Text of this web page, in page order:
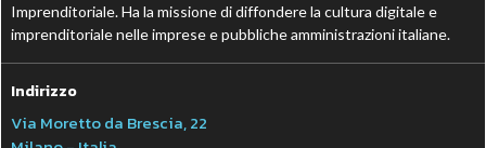
Imprenditoriale. Ha la missione di diffondere la cultura digitale e
imprenditoriale nelle imprese e pubbliche amministrazioni italiane.
Indirizzo
Via Moretto da Brescia, 22